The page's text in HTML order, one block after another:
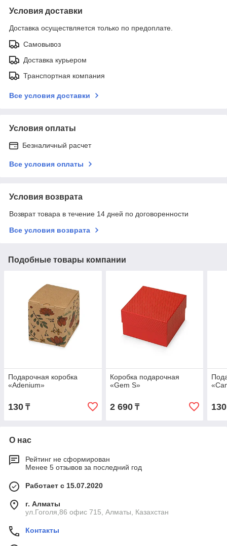
Условия доставки
Доставка осуществляется только по предоплате.
Самовывоз
Доставка курьером
Транспортная компания
Все условия доставки
Условия оплаты
Безналичный расчет
Все условия оплаты
Условия возврата
Возврат товара в течение 14 дней по договоренности
Все условия возврата
Подобные товары компании
Подарочная коробка
«Adenium»
130 ₸
Коробка подарочная
«Gem S»
2 690₸ 130
О нас
Рейтинг не сформирован
Менее 5 отзывов за последний год
Работает с 15.07.2020
г. Алматы
ул.Гоголя,86 офис 715, Алматы, Казахстан
Контакты